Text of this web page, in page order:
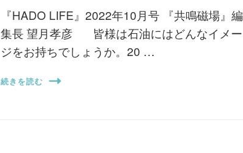
『HADO LIFE』2022年10月号 『共鳴磁場』編
集長 望月孝彦 皆様は石油にはどんなイメー
ジをお持ちでしょうか。20 …
続きを読む